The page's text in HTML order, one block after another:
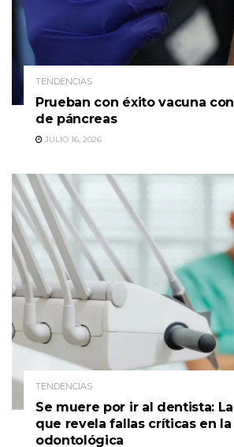
TENDENCIAS
Prueban con éxito vacuna
de páncreas
JULIO 16, 2026
TENDENCIAS
Se muere por ir al dentista:
que revela fallas críticas en
odontológica